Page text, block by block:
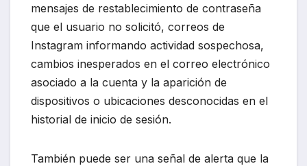
mensajes de restablecimiento de contraseña
que el usuario no solicitó, correos de
Instagram informando actividad sospechosa,
cambios inesperados en el correo electrónico
asociado a la cuenta y la aparición de
dispositivos o ubicaciones desconocidas en el
historial de inicio de sesión.
También puede ser una señal de alerta que la